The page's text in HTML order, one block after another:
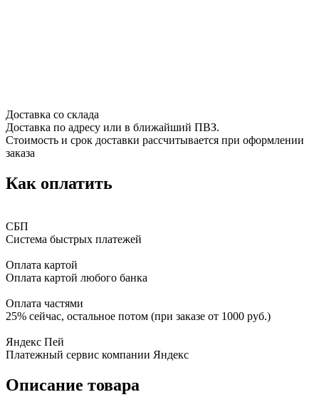
Доставка со склада
Доставка по адресу или в ближайший ПВЗ.
Стоимость и срок доставки рассчитывается при оформлении
заказа
Как оплатить
СБП
Система быстрых платежей
Оплата картой
Оплата картой любого банка
Оплата частями
25% сейчас, остальное потом (при заказе от 1000 руб.)
Яндекс Пей
Платежный сервис компании Яндекс
Описание товара